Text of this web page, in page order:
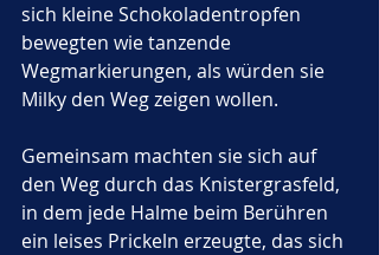
sich kleine Schokoladentropfen
bewegten wie tanzende
Wegmarkierungen, als würden sie
Milky den Weg zeigen wollen.
Gemeinsam machten sie sich auf
den Weg durch das Knistergrasfeld,
in dem jede Halme beim Berühren
ein leises Prickeln erzeugte, das sich